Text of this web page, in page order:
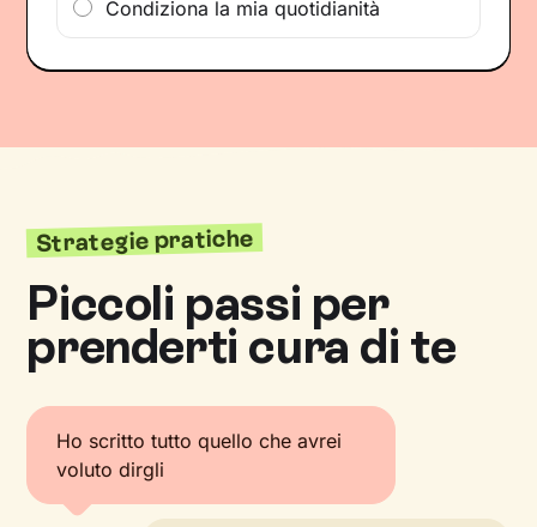
Condiziona la mia quotidianità
Strategie pratiche
Piccoli passi per
prenderti cura di te
Ho scritto tutto quello che avrei
voluto dirgli